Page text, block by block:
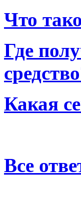
Что
Где
Какая
Все